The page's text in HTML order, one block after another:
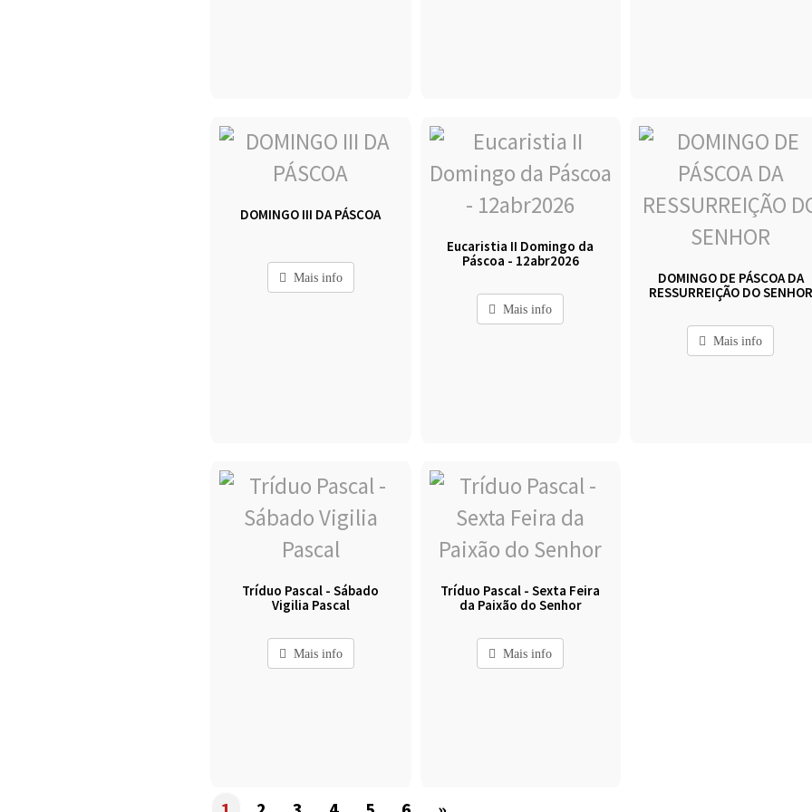
DOMINGO III DA PÁSCOA
Mais info
Eucaristia II Domingo da
Páscoa - 12abr2026
Mais info
DOMINGO DE PÁSCOA DA
RESSURREIÇÃO DO SENHOR
Mais info
Tríduo Pascal - Sábado
Vigilia Pascal
Mais info
Tríduo Pascal - Sexta Feira
da Paixão do Senhor
Mais info